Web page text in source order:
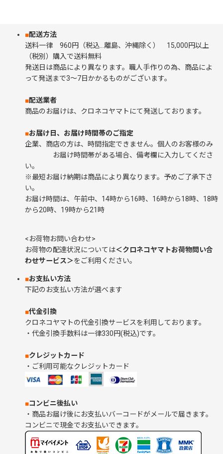
■配送方法
送料一律 960円（税込…離島、沖縄除く） 15,000円以上
（税別）購入で送料無料
発送日は商品により異なります。職人手作りの為、商品によ
って発送まで3～7日かかるものがございます。
■配送業者
商品のお届けは、クロネコヤマトにて発送しております。
■お届け日、お届け時間帯のご指定
企業、商店の方は、時間指定できません。個人のお客様のみ
お届け時間帯がある場合、備考欄に入力してくださ
い。
※最短お届け納期は商品により異なります。予めご了承下さ
い。
お届け時間は、午前中、14時から16時、16時から18時、18時
から20時、19時から21時
<お荷物お問い合わせ>
お荷物の配達状況については＜クロネコヤマトお荷物問い合
わせサービス＞をご利用ください。
■お支払い方法
下記のお支払い方法が選べます
■代金引換
クロネコヤマトの代金引換サービスを利用しております。
・代金引換手数料は一律330円(税込)です。
■クレジットカード
・ご利用可能なクレジットカード
■コンビニ後払い
・商品お届け後にお支払いバーコードがメールで届きます。
コンビニで現金でお支払いできます。